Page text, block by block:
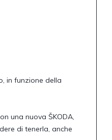
in funzione della
una nuova ŠKODA,
di tenerla, anche